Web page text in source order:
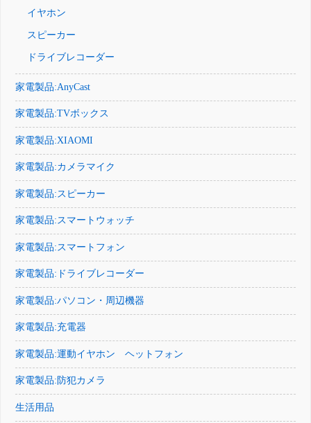
イヤホン
スピーカー
ドライブレコーダー
家電製品:AnyCast
家電製品:TVボックス
家電製品:XIAOMI
家電製品:カメラマイク
家電製品:スピーカー
家電製品:スマートウォッチ
家電製品:スマートフォン
家電製品:ドライブレコーダー
家電製品:パソコン・周辺機器
家電製品:充電器
家電製品:運動イヤホン ヘットフォン
家電製品:防犯カメラ
生活用品